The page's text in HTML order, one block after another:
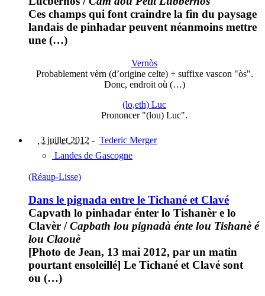
Ces champs qui font craindre la fin du paysage
landais de pinhadar peuvent néanmoins mettre
une (…)
Vernòs
Probablement vèrn (d’origine celte) + suffixe vascon "òs".
Donc, endroit où (…)
(lo,eth) Luc
Prononcer "(lou) Luc".
3 juillet 2012 - Tederic Merger
Landes de Gascogne
(Réaup-Lisse)
Dans le pignada entre le Tichané et Clavé
Capvath lo pinhadar énter lo Tishanèr e lo
Clavèr /Capbath lou pignadà énte lou Tishanè é
lou Claouè
[Photo de Jean, 13 mai 2012, par un matin
pourtant ensoleillé] Le Tichané et Clavé sont
ou (…)